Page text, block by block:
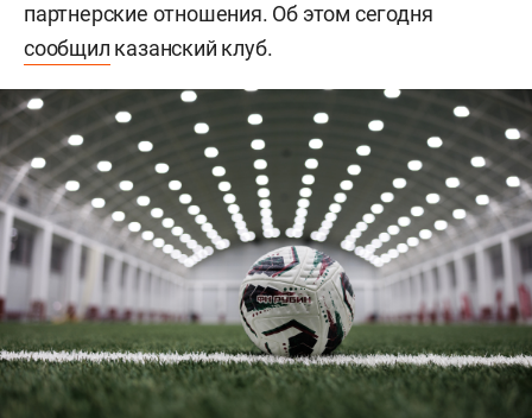
партнерские отношения. Об этом сегодня
сообщил казанский клуб.